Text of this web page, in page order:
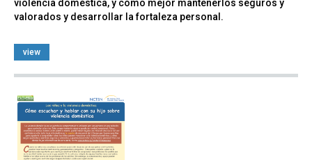
violencia doméstica, y cómo mejor mantenerlos seguros y
valorados y desarrollar la fortaleza personal.
view